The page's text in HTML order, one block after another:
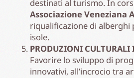
destinati al turismo. In
Associazione Veneziana
riqualificazione di alberghi
isole.
PRODUZIONI CULTURALI
Favorire lo sviluppo di
innovativi, all’incrocio tra